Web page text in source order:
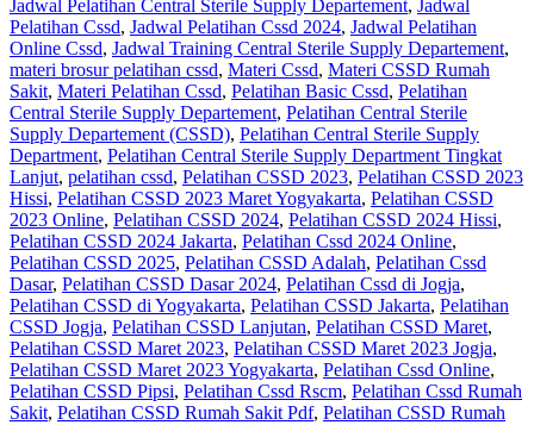
Jadwal Pelatihan Central Sterile Supply Departement, Jadwal
Pelatihan Cssd, Jadwal Pelatihan Cssd 2024, Jadwal Pelatihan
Online Cssd, Jadwal Training Central Sterile Supply Departement,
materi brosur pelatihan cssd, Materi Cssd, Materi CSSD Rumah
Sakit, Materi Pelatihan Cssd, Pelatihan Basic Cssd, Pelatihan
Central Sterile Supply Departement, Pelatihan Central Sterile
Supply Departement (CSSD), Pelatihan Central Sterile Supply
Department, Pelatihan Central Sterile Supply Department Tingkat
Lanjut, pelatihan cssd, Pelatihan CSSD 2023, Pelatihan CSSD 2023
Hissi, Pelatihan CSSD 2023 Maret Yogyakarta, Pelatihan CSSD
2023 Online, Pelatihan CSSD 2024, Pelatihan CSSD 2024 Hissi,
Pelatihan CSSD 2024 Jakarta, Pelatihan Cssd 2024 Online,
Pelatihan CSSD 2025, Pelatihan CSSD Adalah, Pelatihan Cssd
Dasar, Pelatihan CSSD Dasar 2024, Pelatihan Cssd di Jogja,
Pelatihan CSSD di Yogyakarta, Pelatihan CSSD Jakarta, Pelatihan
CSSD Jogja, Pelatihan CSSD Lanjutan, Pelatihan CSSD Maret,
Pelatihan CSSD Maret 2023, Pelatihan CSSD Maret 2023 Jogja,
Pelatihan CSSD Maret 2023 Yogyakarta, Pelatihan Cssd Online,
Pelatihan CSSD Pipsi, Pelatihan Cssd Rscm, Pelatihan Cssd Rumah
Sakit, Pelatihan CSSD Rumah Sakit Pdf, Pelatihan CSSD Rumah